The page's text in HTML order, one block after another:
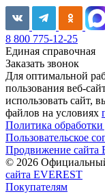
8 800 775-12-25
Единая справочная
Заказать звонок
Для оптимальной
пользования веб-
использовать сайт,
файлов на условиях
Политика
Пользовательское
Продвижение сайта
© 2026
сайта EVEREST
Покупателям